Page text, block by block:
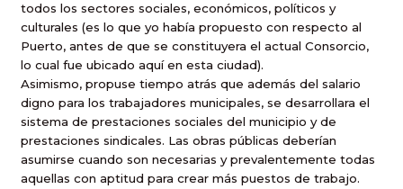
todos los sectores sociales, económicos, políticos y
culturales (es lo que yo había propuesto con respecto al
Puerto, antes de que se constituyera el actual Consorcio,
lo cual fue ubicado aquí en esta ciudad).
Asimismo, propuse tiempo atrás que además del salario
digno para los trabajadores municipales, se desarrollara el
sistema de prestaciones sociales del municipio y de
prestaciones sindicales. Las obras públicas deberían
asumirse cuando son necesarias y prevalentemente todas
aquellas con aptitud para crear más puestos de trabajo.